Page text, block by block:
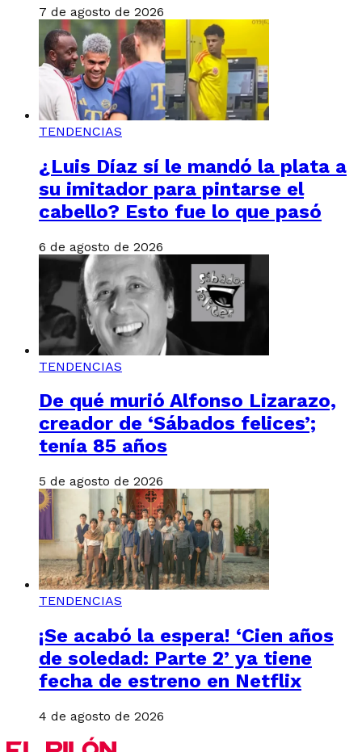
7 de agosto de 2026
TENDENCIAS
¿Luis Díaz sí le mandó la plata a
su imitador para pintarse el
cabello? Esto fue lo que pasó
6 de agosto de 2026
TENDENCIAS
De qué murió Alfonso Lizarazo,
creador de ‘Sábados felices’;
tenía 85 años
5 de agosto de 2026
TENDENCIAS
¡Se acabó la espera! ‘Cien años
de soledad: Parte 2’ ya tiene
fecha de estreno en Netflix
4 de agosto de 2026